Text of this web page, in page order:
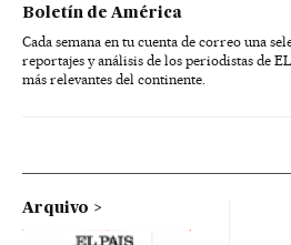
Boletín de América
Cada semana en tu cuenta de correo una
reportajes y análisis de los periodistas de
más relevantes del continente.
Arquivo